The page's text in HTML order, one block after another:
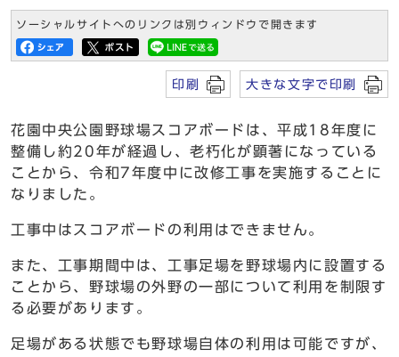
ソーシャルサイトへのリンクは別ウィンドウで開きます
印刷 大きな文字で印刷
花園中央公園野球場スコアボードは、平成18年度に
整備し約20年が経過し、老朽化が顕著になっている
ことから、令和7年度中に改修工事を実施することに
なりました。
工事中はスコアボードの利用はできません。
また、工事期間中は、工事足場を野球場内に設置する
ことから、野球場の外野の一部について利用を制限す
る必要があります。
足場がある状態でも野球場自体の利用は可能ですが、